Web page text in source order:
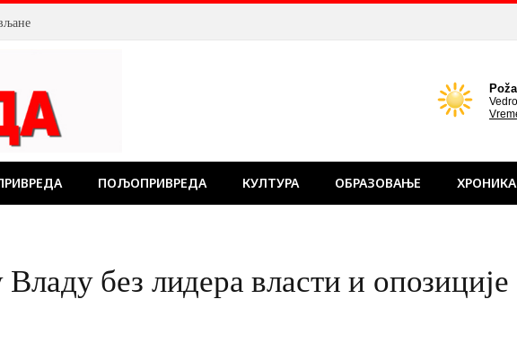
ПОЉОПРИВРЕДА КУЛТУРА ОБРАЗОВАЊЕ ХРОНИКА
без лидера власти и опозиције